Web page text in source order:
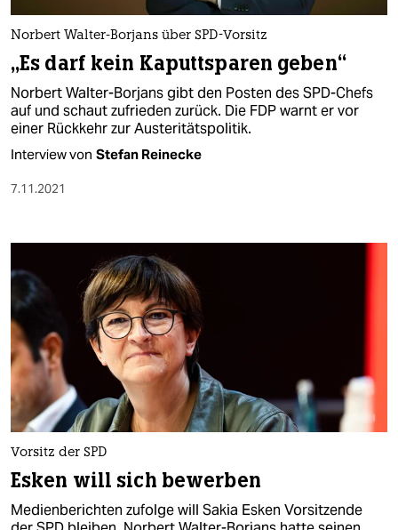
Norbert Walter-Borjans über SPD-Vorsitz
„Es darf kein Kaputtsparen geben“
Norbert Walter-Borjans gibt den Posten des SPD-Chefs
auf und schaut zufrieden zurück. Die FDP warnt er vor
einer Rückkehr zur Austeritätspolitik.
Interview von Stefan Reinecke
7.11.2021
Vorsitz der SPD
Esken will sich bewerben
Medienberichten zufolge will Sakia Esken Vorsitzende